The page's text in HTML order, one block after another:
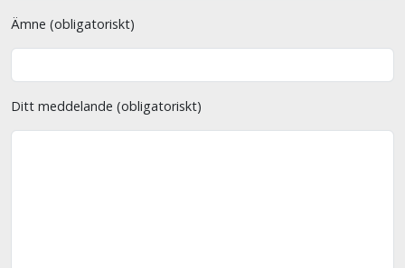
Ämne (obligatoriskt)
Ditt meddelande (obligatoriskt)